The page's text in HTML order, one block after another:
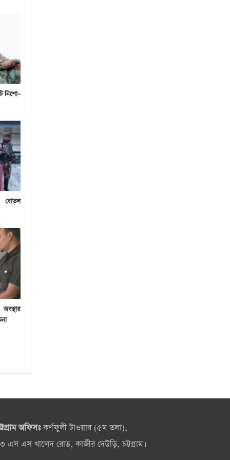
নিশো–
বোতল
অবস্থার
অফিসঃকর্ণফুলী টাওয়ার (৫ম তলা),
এস এস খালেদ রোড, কাজীর দেউড়ি, চট্টগ্রাম।